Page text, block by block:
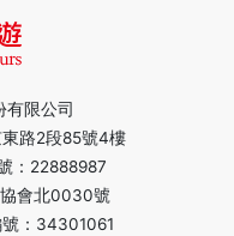
有限公司
路2段85號4樓
：22888987
會北0030號
：34301061